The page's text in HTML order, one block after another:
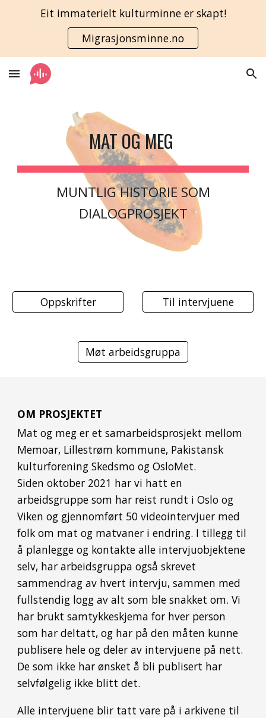
Skip to navigation
Eit immaterielt kulturminne er skapt!
Migrasjonsminne.no
MAT OG MEG
MUNTLIG HISTORIE SOM
DIALOGPROSJEKT
Oppskrifter Til intervjuene
Møt arbeidsgruppa
OM PROSJEKTET
Mat og meg er et samarbeidsprosjekt mellom
Memoar, Lillestrøm kommune, Pakistansk
kulturforening Skedsmo og OsloMet.
Siden oktober 2021 har vi hatt en
arbeidsgruppe som har reist rundt i Oslo og
Viken og gjennomført 50 videointervjuer med
folk om mat og matvaner i endring. I tillegg til
å planlegge og kontakte alle intervjuobjektene
selv, har arbeidsgruppa også skrevet
sammendrag av hvert intervju, sammen med
fullstendig logg av alt som ble snakket om. Vi
har brukt samtykkeskjema for hver person
som har deltatt, og har på den måten kunne
publisere hele og deler av intervjuene på nett.
De som ikke har ønsket å bli publisert har
selvfølgelig ikke blitt det.
Alle intervjuene blir tatt vare på i arkivene til